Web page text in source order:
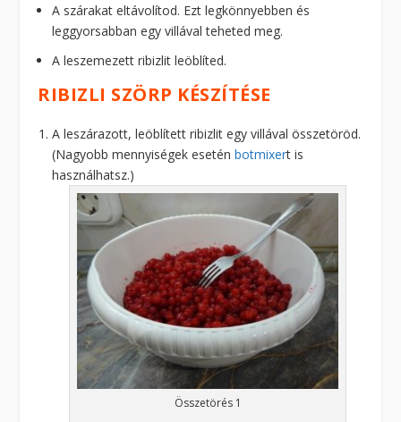
A szárakat eltávolítod. Ezt legkönnyebben és
leggyorsabban egy villával teheted meg.
A leszemezett ribizlit leöblíted.
RIBIZLI SZÖRP KÉSZÍTÉSE
A leszárazott, leöblített ribizlit egy villával összetöröd.
(Nagyobb mennyiségek eseténbotmixert is
használhatsz.)
Összetörés 1